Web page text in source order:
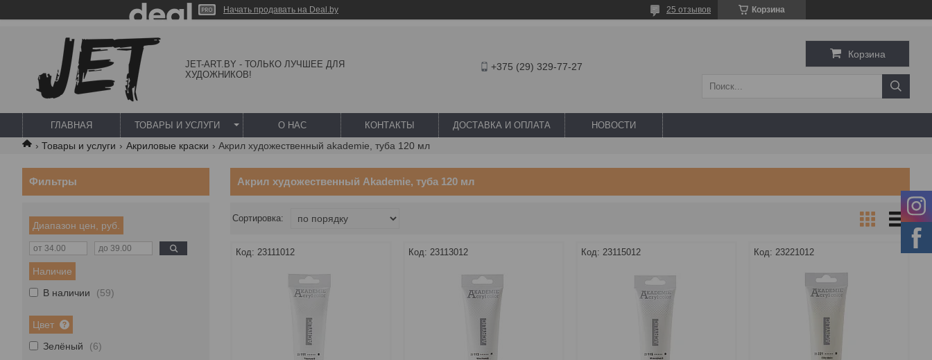
Начать продавать на Deal.by Корзина
25 отзывов
JET-ART.BY - ТОЛЬКО ЛУЧШЕЕ ДЛЯ
ХУДОЖНИКОВ!
+375 (29) 329-77-27
Корзина
ГЛАВНАЯ ТОВАРЫ И УСЛУГИ О НАС КОНТАКТЫ ДОСТАВКА И ОПЛАТА НОВОСТИ
Товары и услуги Акриловые краски Акрил художественный akademie, туба 120 мл
Акрил художественный Akademie, туба 120 мл
23111012 23113012 23115012 23221012
Фильтры
Диапазон цен, руб.
Наличие
В наличии
59
Цвет
Зелёный
6